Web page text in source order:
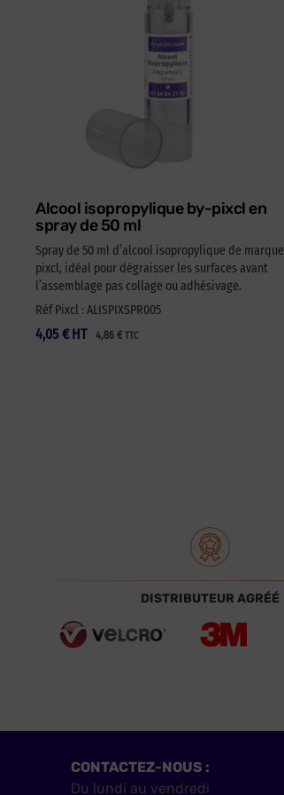
Alcool isopropylique by-pixcl en
spray de 50 ml
Spray de 50 ml d’alcool isopropylique de marque
pixcl, idéal pour dégraisser les surfaces avant
l’assemblage pas collage ou adhésivage.
Réf Pixcl : ALISPIXSPR005
4,05 € 4,86 € TTC
HT
DISTRIBUTEUR AGRÉÉ
CONTACTEZ-NOUS :
Du lundi au vendredi